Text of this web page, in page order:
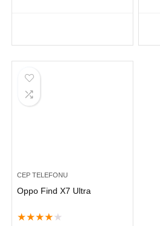
CEP TELEFONU
Oppo Find X7 Ultra
★★★★ ★